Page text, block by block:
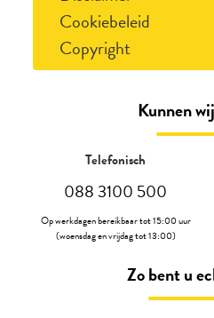
Cookiebeleid
Copyright
Kunnen
Telefonisch
088 3100 500
Op werkdagen bereikbaar tot 15:00 uur
(woensdag en vrijdag tot 13:00)
Zo bent u